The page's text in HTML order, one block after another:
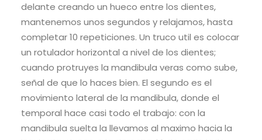
delante creando un hueco entre los dientes,
mantenemos unos segundos y relajamos, hasta
completar 10 repeticiones. Un truco util es colocar
un rotulador horizontal a nivel de los dientes;
cuando protruyes la mandibula veras como sube,
señal de que lo haces bien. El segundo es el
movimiento lateral de la mandibula, donde el
temporal hace casi todo el trabajo: con la
mandibula suelta la llevamos al maximo hacia la